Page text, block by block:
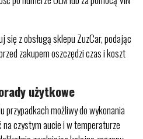
z obsługą sklepu ZuzCar, podając
zakupem oszczędzi czas i koszt
użytkowe
możliwy do wykonania
czystym aucie i w temperaturze